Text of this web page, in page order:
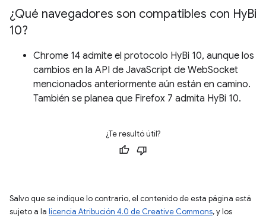
¿Qué navegadores son compatibles con HyBi
10?
Chrome 14 admite el protocolo HyBi 10, aunque los
cambios en la API de JavaScript de WebSocket
mencionados anteriormente aún están en camino.
También se planea que Firefox 7 admita HyBi 10.
¿Te resultó útil?
Salvo que se indique lo contrario, el contenido de esta página está
sujeto a la licencia Atribución 4.0 de Creative Commons, y los